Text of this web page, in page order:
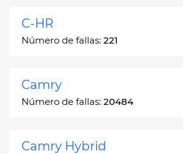
C-HR
Número de fallas: 221
Camry
Número de fallas: 20484
Camry Hybrid